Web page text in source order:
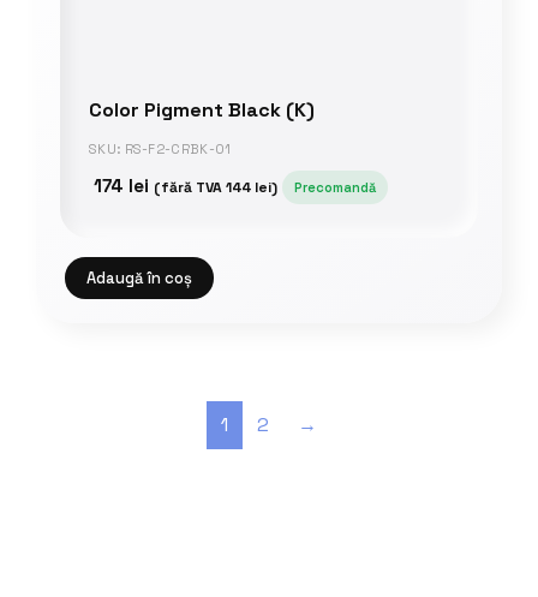
Color Pigment Black (K)
SKU: RS-F2-CRBK-01
174 lei (fără TVA144 lei) Precomandă
Adaugă în coș
1 2 →